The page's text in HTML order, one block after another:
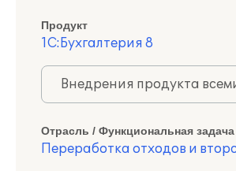
Продукт
1С:Бухгалтерия 8
Внедрения продукта
Отрасль / Функциональная задача
Переработка отходов и